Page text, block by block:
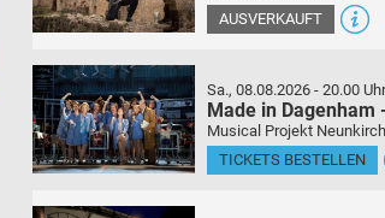
AUSVERKAUFT
Sa., 08.08.2026 - 20.00 Uhr
Made in Dagenham
Musical Projekt
TICKETS BESTELLEN